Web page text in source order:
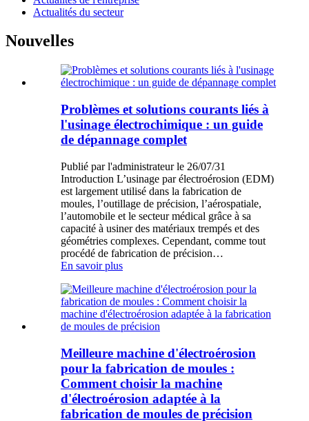
Actualités du secteur
Nouvelles
Problèmes et solutions courants liés à
l'usinage électrochimique : un guide
de dépannage complet
Publié par l'administrateur le 26/07/31
Introduction L’usinage par électroérosion (EDM)
est largement utilisé dans la fabrication de
moules, l’outillage de précision, l’aérospatiale,
l’automobile et le secteur médical grâce à sa
capacité à usiner des matériaux trempés et des
géométries complexes. Cependant, comme tout
procédé de fabrication de précision…
En savoir plus
Meilleure machine d'électroérosion
pour la fabrication de moules :
Comment choisir la machine
d'électroérosion adaptée à la
fabrication de moules de précision